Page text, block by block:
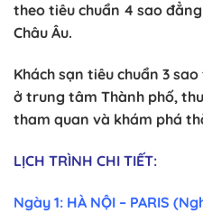
theo tiêu chuẩn 4 sao
Châu Âu.
Khách sạn tiêu chuẩn 3
ở trung tâm Thành phố,
tham quan và khám phá
LỊCH TRÌNH CHI TIẾT:
Ngày 1: HÀ NỘI – PARIS